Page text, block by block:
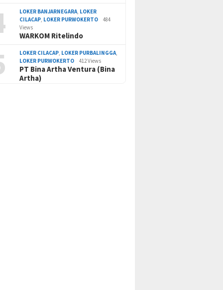
LOKER BANJARNEGARA, LOKER
CILACAP, LOKER PURWOKERTO
484
Views
WARKOM Ritelindo
LOKER CILACAP, LOKER PURBALINGGA,
LOKER PURWOKERTO
412 Views
PT Bina Artha Ventura (Bina
Artha)